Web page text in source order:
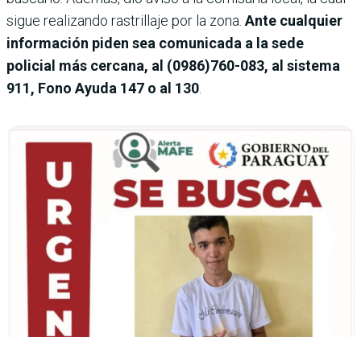
sigue realizando rastrillaje por la zona. Ante cualquier
información piden sea comunicada a la sede
policial más cercana, al (0986)760-083, al sistema
911, Fono Ayuda 147 o al 130